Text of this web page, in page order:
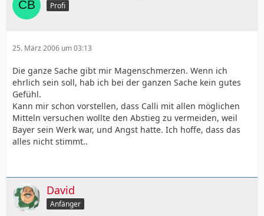
Profi
25. März 2006 um 03:13
Die ganze Sache gibt mir Magenschmerzen. Wenn ich
ehrlich sein soll, hab ich bei der ganzen Sache kein gutes
Gefühl.
Kann mir schon vorstellen, dass Calli mit allen möglichen
Mitteln versuchen wollte den Abstieg zu vermeiden, weil
Bayer sein Werk war, und Angst hatte. Ich hoffe, dass das
alles nicht stimmt..
David
Anfänger